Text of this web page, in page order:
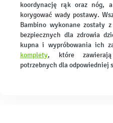
koordynację rąk oraz nóg,
korygować wady postawy.
Bambino wykonane zostały
bezpiecznych dla zdrowia
kupna i wypróbowania ich
komplety, które
potrzebnych dla odpowiedniej